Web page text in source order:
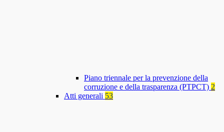
Piano triennale per la prevenzione della
corruzione e della trasparenza (PTPCT) 2
Atti generali 53